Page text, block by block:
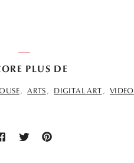
PLUS DE
ARTS DIGITAL ART VIDEO